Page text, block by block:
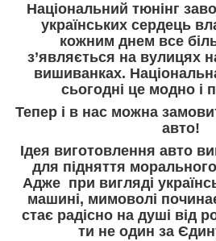
Національний тюнінг
українських сердець
кожним днем все
з’являється на вулицях
вишиванках.
сьогодні це модно і
Тепер і в нас можна
авто!
Ідея виготовлення авто
для підняття морального
Адже при вигляді
машині, мимоволі
стає радісно на душі від
ти не один за